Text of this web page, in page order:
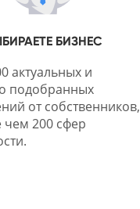
БИЗНЕС
актуальных и
подобранных
от собственников,
чем 200 сфер